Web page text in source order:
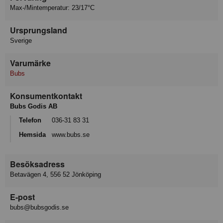
Max-/Mintemperatur: 23/17°C
Ursprungsland
Sverige
Varumärke
Bubs
Konsumentkontakt
Bubs Godis AB
Telefon
036-31 83 31
Hemsida
www.bubs.se
Besöksadress
Betavägen 4, 556 52 Jönköping
E-post
bubs@bubsgodis.se